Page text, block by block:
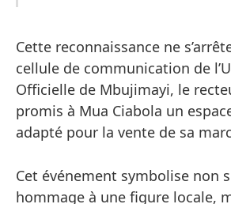
Cette reconnaissance ne
cellule de communication de
Officielle de Mbujimayi, le
promis à Mua Ciabola un
adapté pour la vente de sa
Cet événement symbolise non
hommage à une figure locale,